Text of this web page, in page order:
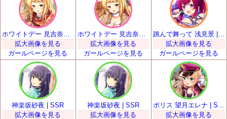
拡大画像を見る
ガールページを見る
ホワイトデー 見吉奈央 | SSR
拡大画像を見る
ガールページを見る
跳んで舞って 浅見景 | SSR
拡大画像を見る
ガールページを見る
神楽坂砂夜 | SSR
拡大画像を見る
神楽坂砂夜 | SSR
拡大画像を見る
拡大画像を見る